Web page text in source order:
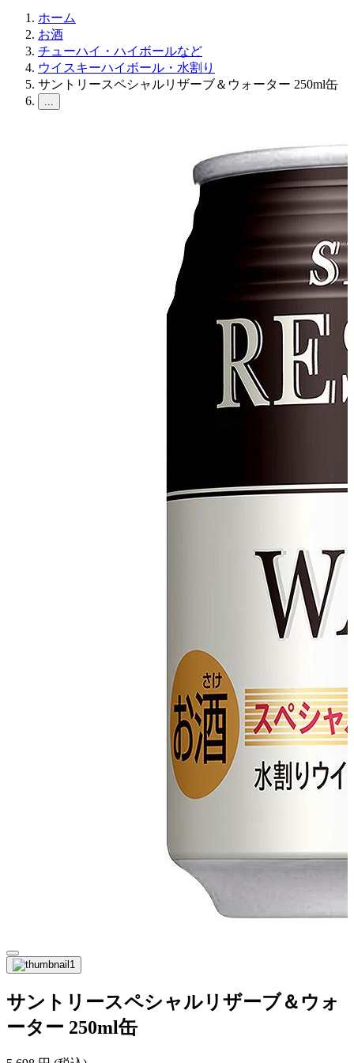
ホーム
お酒
チューハイ・ハイボールなど
ウイスキーハイボール・水割り
サントリースペシャルリザーブ＆ウォーター 250ml缶
...
サントリースペシャルリザーブ＆ウォ
ーター 250ml缶